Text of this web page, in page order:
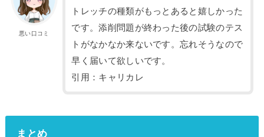
悪い口コミ
トレッチの種類がもっとあると嬉しかった
です。添削問題が終わった後の試験のテス
トがなかなか来ないです。忘れそうなので
早く届いて欲しいです。
引用：キャリカレ
まとめ